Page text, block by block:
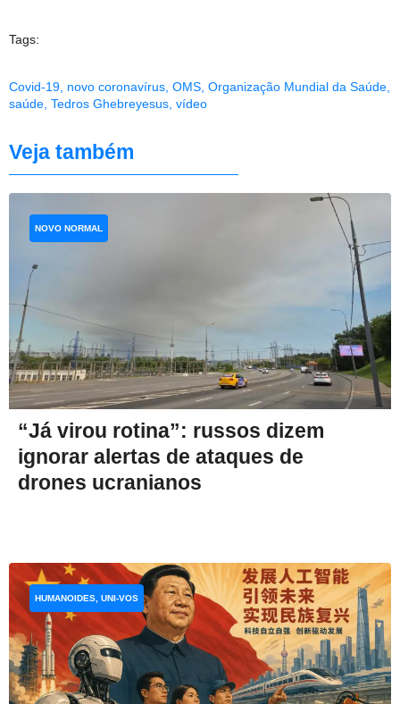
Tags:
Covid-19, novo coronavírus, OMS, Organização Mundial da Saúde,
saúde, Tedros Ghebreyesus, vídeo
Veja também
“Já virou rotina”: russos dizem
ignorar alertas de ataques de
drones ucranianos
NOVO NORMAL
HUMANOIDES, UNI-VOS